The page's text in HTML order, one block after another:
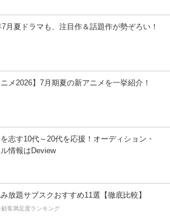
7月夏ドラマも、注目作＆話題作が勢ぞろい！
ニメ2026】7月期夏の新アニメを一挙紹介！
志す10代～20代を応援！オーディション・
情報はDeview
放題サブスクおすすめ11選【徹底比較】
顧客満足度ランキング